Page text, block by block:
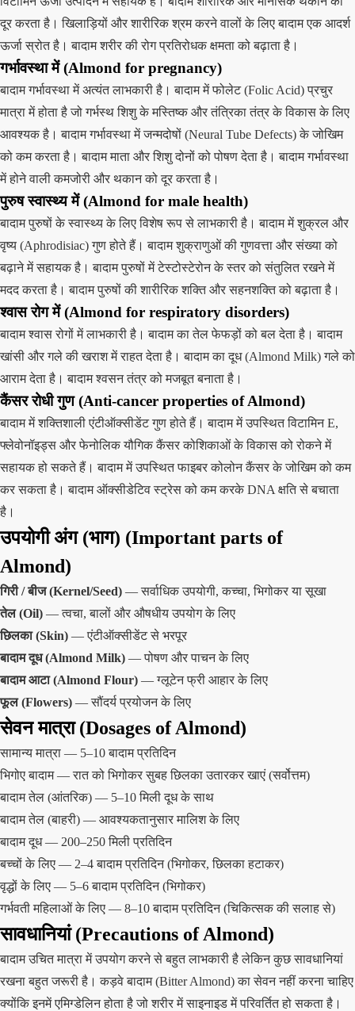
दूर करता है। खिलाड़ियों और शारीरिक श्रम करने वालों के लिए बादाम एक आदर्श
ऊर्जा स्रोत है। बादाम शरीर की रोग प्रतिरोधक क्षमता को बढ़ाता है।
गर्भावस्था में (Almond for pregnancy)
बादाम गर्भावस्था में अत्यंत लाभकारी है। बादाम में फोलेट (Folic Acid) प्रचुर
मात्रा में होता है जो गर्भस्थ शिशु के मस्तिष्क और तंत्रिका तंत्र के विकास के लिए
आवश्यक है। बादाम गर्भावस्था में जन्मदोषों (Neural Tube Defects) के जोखिम
को कम करता है। बादाम माता और शिशु दोनों को पोषण देता है। बादाम गर्भावस्था
में होने वाली कमजोरी और थकान को दूर करता है।
पुरुष स्वास्थ्य में (Almond for male health)
बादाम पुरुषों के स्वास्थ्य के लिए विशेष रूप से लाभकारी है। बादाम में शुक्रल और
वृष्य (Aphrodisiac) गुण होते हैं। बादाम शुक्राणुओं की गुणवत्ता और संख्या को
बढ़ाने में सहायक है। बादाम पुरुषों में टेस्टोस्टेरोन के स्तर को संतुलित रखने में
मदद करता है। बादाम पुरुषों की शारीरिक शक्ति और सहनशक्ति को बढ़ाता है।
श्वास रोग में (Almond for respiratory disorders)
बादाम श्वास रोगों में लाभकारी है। बादाम का तेल फेफड़ों को बल देता है। बादाम
खांसी और गले की खराश में राहत देता है। बादाम का दूध (Almond Milk) गले को
आराम देता है। बादाम श्वसन तंत्र को मजबूत बनाता है।
कैंसर रोधी गुण (Anti-cancer properties of Almond)
बादाम में शक्तिशाली एंटीऑक्सीडेंट गुण होते हैं। बादाम में उपस्थित विटामिन E,
फ्लेवोनॉइड्स और फेनोलिक यौगिक कैंसर कोशिकाओं के विकास को रोकने में
सहायक हो सकते हैं। बादाम में उपस्थित फाइबर कोलोन कैंसर के जोखिम को कम
कर सकता है। बादाम ऑक्सीडेटिव स्ट्रेस को कम करके DNA क्षति से बचाता
है।
उपयोगी अंग (भाग) (Important parts of
Almond)
गिरी / बीज (Kernel/Seed) — सर्वाधिक उपयोगी, कच्चा, भिगोकर या सूखा
तेल (Oil) — त्वचा, बालों और औषधीय उपयोग के लिए
छिलका (Skin) — एंटीऑक्सीडेंट से भरपूर
बादाम दूध (Almond Milk) — पोषण और पाचन के लिए
बादाम आटा (Almond Flour) — ग्लूटेन फ्री आहार के लिए
फूल (Flowers) — सौंदर्य प्रयोजन के लिए
सेवन मात्रा (Dosages of Almond)
सामान्य मात्रा — 5–10 बादाम प्रतिदिन
भिगोए बादाम — रात को भिगोकर सुबह छिलका उतारकर खाएं (सर्वोत्तम)
बादाम तेल (आंतरिक) — 5–10 मिली दूध के साथ
बादाम तेल (बाहरी) — आवश्यकतानुसार मालिश के लिए
बादाम दूध — 200–250 मिली प्रतिदिन
बच्चों के लिए — 2–4 बादाम प्रतिदिन (भिगोकर, छिलका हटाकर)
वृद्धों के लिए — 5–6 बादाम प्रतिदिन (भिगोकर)
गर्भवती महिलाओं के लिए — 8–10 बादाम प्रतिदिन (चिकित्सक की सलाह से)
सावधानियां (Precautions of Almond)
बादाम उचित मात्रा में उपयोग करने से बहुत लाभकारी है लेकिन कुछ सावधानियां
रखना बहुत जरूरी है। कड़वे बादाम (Bitter Almond) का सेवन नहीं करना चाहिए
क्योंकि इनमें एमिग्डेलिन होता है जो शरीर में साइनाइड में परिवर्तित हो सकता है।